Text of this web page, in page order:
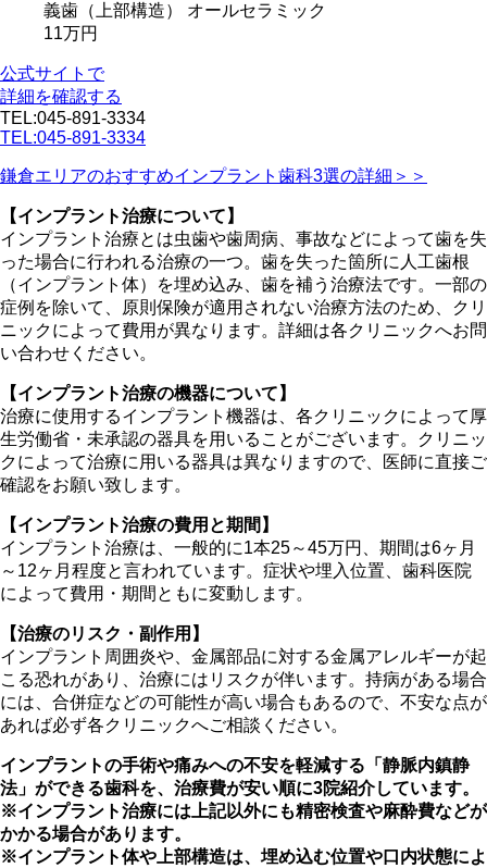
義歯 （上部構造）
オールセラミック
11万円
公式サイトで
詳細を確認する
TEL:045-891-3334
TEL:045-891-3334
鎌倉エリアのおすすめインプラント歯科3選の詳細＞＞
【インプラント治療について】
インプラント治療とは虫歯や歯周病、事故などによって歯を失
った場合に行われる治療の一つ。歯を失った箇所に人工歯根
（インプラント体）を埋め込み、歯を補う治療法です。一部の
症例を除いて、原則保険が適用されない治療方法のため、クリ
ニックによって費用が異なります。詳細は各クリニックへお問
い合わせください。
【インプラント治療の機器について】
治療に使用するインプラント機器は、各クリニックによって厚
生労働省・未承認の器具を用いることがございます。クリニッ
クによって治療に用いる器具は異なりますので、医師に直接ご
確認をお願い致します。
【インプラント治療の費用と期間】
インプラント治療は、一般的に1本25～45万円、期間は6ヶ月
～12ヶ月程度と言われています。症状や埋入位置、歯科医院
によって費用・期間ともに変動します。
【治療のリスク・副作用】
インプラント周囲炎や、金属部品に対する金属アレルギーが起
こる恐れがあり、治療にはリスクが伴います。持病がある場合
には、合併症などの可能性が高い場合もあるので、不安な点が
あれば必ず各クリニックへご相談ください。
インプラントの手術や痛みへの不安を軽減する「静脈内鎮静
法」ができる歯科を、治療費が安い順に3院紹介しています。
※インプラント治療には上記以外にも精密検査や麻酔費などが
かかる場合があります。
※インプラント体や上部構造は、埋め込む位置や口内状態によ